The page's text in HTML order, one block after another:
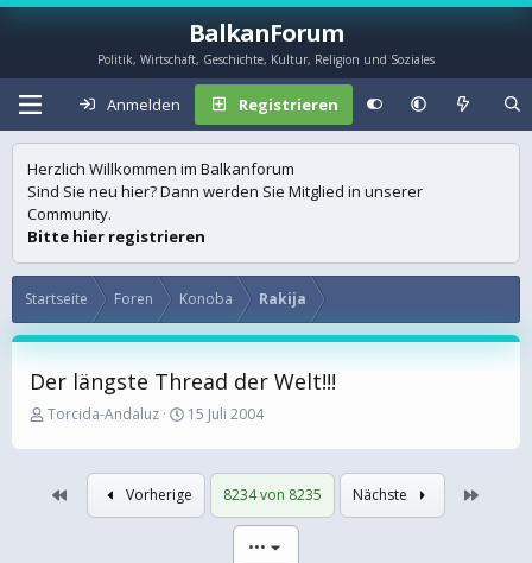
BalkanForum
Politik, Wirtschaft, Geschichte, Kultur, Religion und Soziales
Anmelden Registrieren
Herzlich Willkommen im Balkanforum
Sind Sie neu hier? Dann werden Sie Mitglied in unserer
Community.
Bitte hier registrieren
Startseite Foren Konoba Rakija
Der längste Thread der Welt!!!
E
s
e
Torcida-Andaluz
E
s
t
e
l
15 Juli 2004
Vorherige 8234 von 8235 Nächste
•••